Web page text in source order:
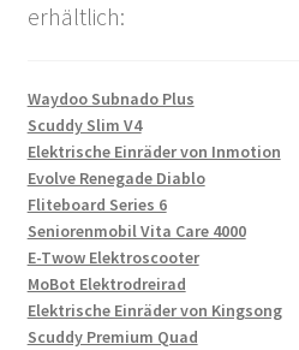
erhältlich:
Waydoo Subnado Plus
Scuddy Slim V4
Elektrische Einräder von Inmotion
Evolve Renegade Diablo
Fliteboard Series 6
Seniorenmobil Vita Care 4000
E-Twow Elektroscooter
MoBot Elektrodreirad
Elektrische Einräder von Kingsong
Scuddy Premium Quad